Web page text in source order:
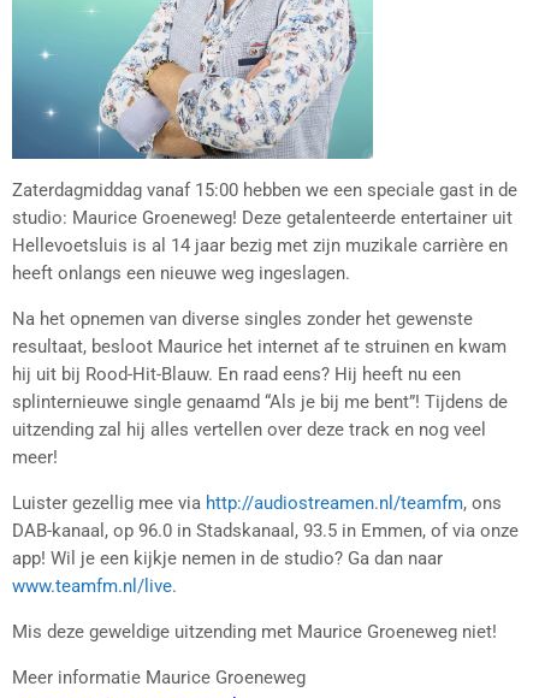
Zaterdagmiddag vanaf 15:00 hebben we een speciale gast in de
studio: Maurice Groeneweg! Deze getalenteerde entertainer uit
Hellevoetsluis is al 14 jaar bezig met zijn muzikale carrière en
heeft onlangs een nieuwe weg ingeslagen.
Na het opnemen van diverse singles zonder het gewenste
resultaat, besloot Maurice het internet af te struinen en kwam
hij uit bij Rood-Hit-Blauw. En raad eens? Hij heeft nu een
splinternieuwe single genaamd “Als je bij me bent”! Tijdens de
uitzending zal hij alles vertellen over deze track en nog veel
meer!
Luister gezellig mee via http://audiostreamen.nl/teamfm, ons
DAB-kanaal, op 96.0 in Stadskanaal, 93.5 in Emmen, of via onze
app! Wil je een kijkje nemen in de studio? Ga dan naar
www.teamfm.nl/live.
Mis deze geweldige uitzending met Maurice Groeneweg niet!
Meer informatie Maurice Groeneweg